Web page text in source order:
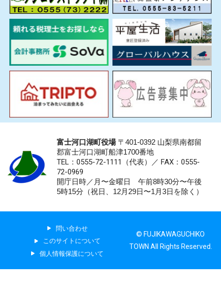
富士河口湖町役場〒401-0392 山梨県南都留
郡富士河口湖町船津1700番地
TEL：0555-72-1111 （代表）／ FAX：0555-
72-0969
開庁日時／月〜金曜日 午前8時30分〜午後
5時15分（祝日、12月29日〜1月3日を除く）
問い合わせ
このサイトについて
個人情報保護について
© FUJIKAWAGUCHIKO
TOWN All Rights Reserved.